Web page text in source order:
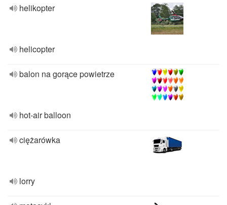
helikopter
helicopter
balon na gorące powietrze
hot-air balloon
ciężarówka
lorry